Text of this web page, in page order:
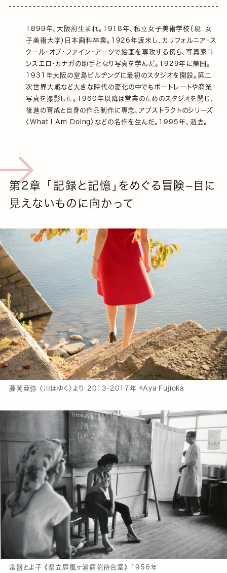
1899年、大阪府生まれ。1918年、私立女子美術学校（現：女
子美術大学）日本画科卒業。1926年渡米し、カリフォルニア・ス
クール・オブ・ファイン・アーツで絵画を専攻する傍ら、写真家コ
ンスエロ・カナガの助手となり写真を学んだ。1929年に帰国。
1931年大阪の堂島ビルヂングに最初のスタジオを開設。第二
次世界大戦など大きな時代の変化の中でもポートレートや商業
写真を撮影した。1960年以降は営業のためのスタジオを閉じ、
後進の育成と自身の作品制作に専念、アブストラクトのシリーズ
〈What I Am Doing〉などの名作を生んだ。1995年、逝去。
第2章 「記録と記憶」をめぐる冒険−目に
見えないものに向かって
藤岡亜弥 〈川はゆく〉より 2013-2017年 ©Aya Fujioka
常盤とよ子 《県立屛風ヶ浦病院待合室》 1956年